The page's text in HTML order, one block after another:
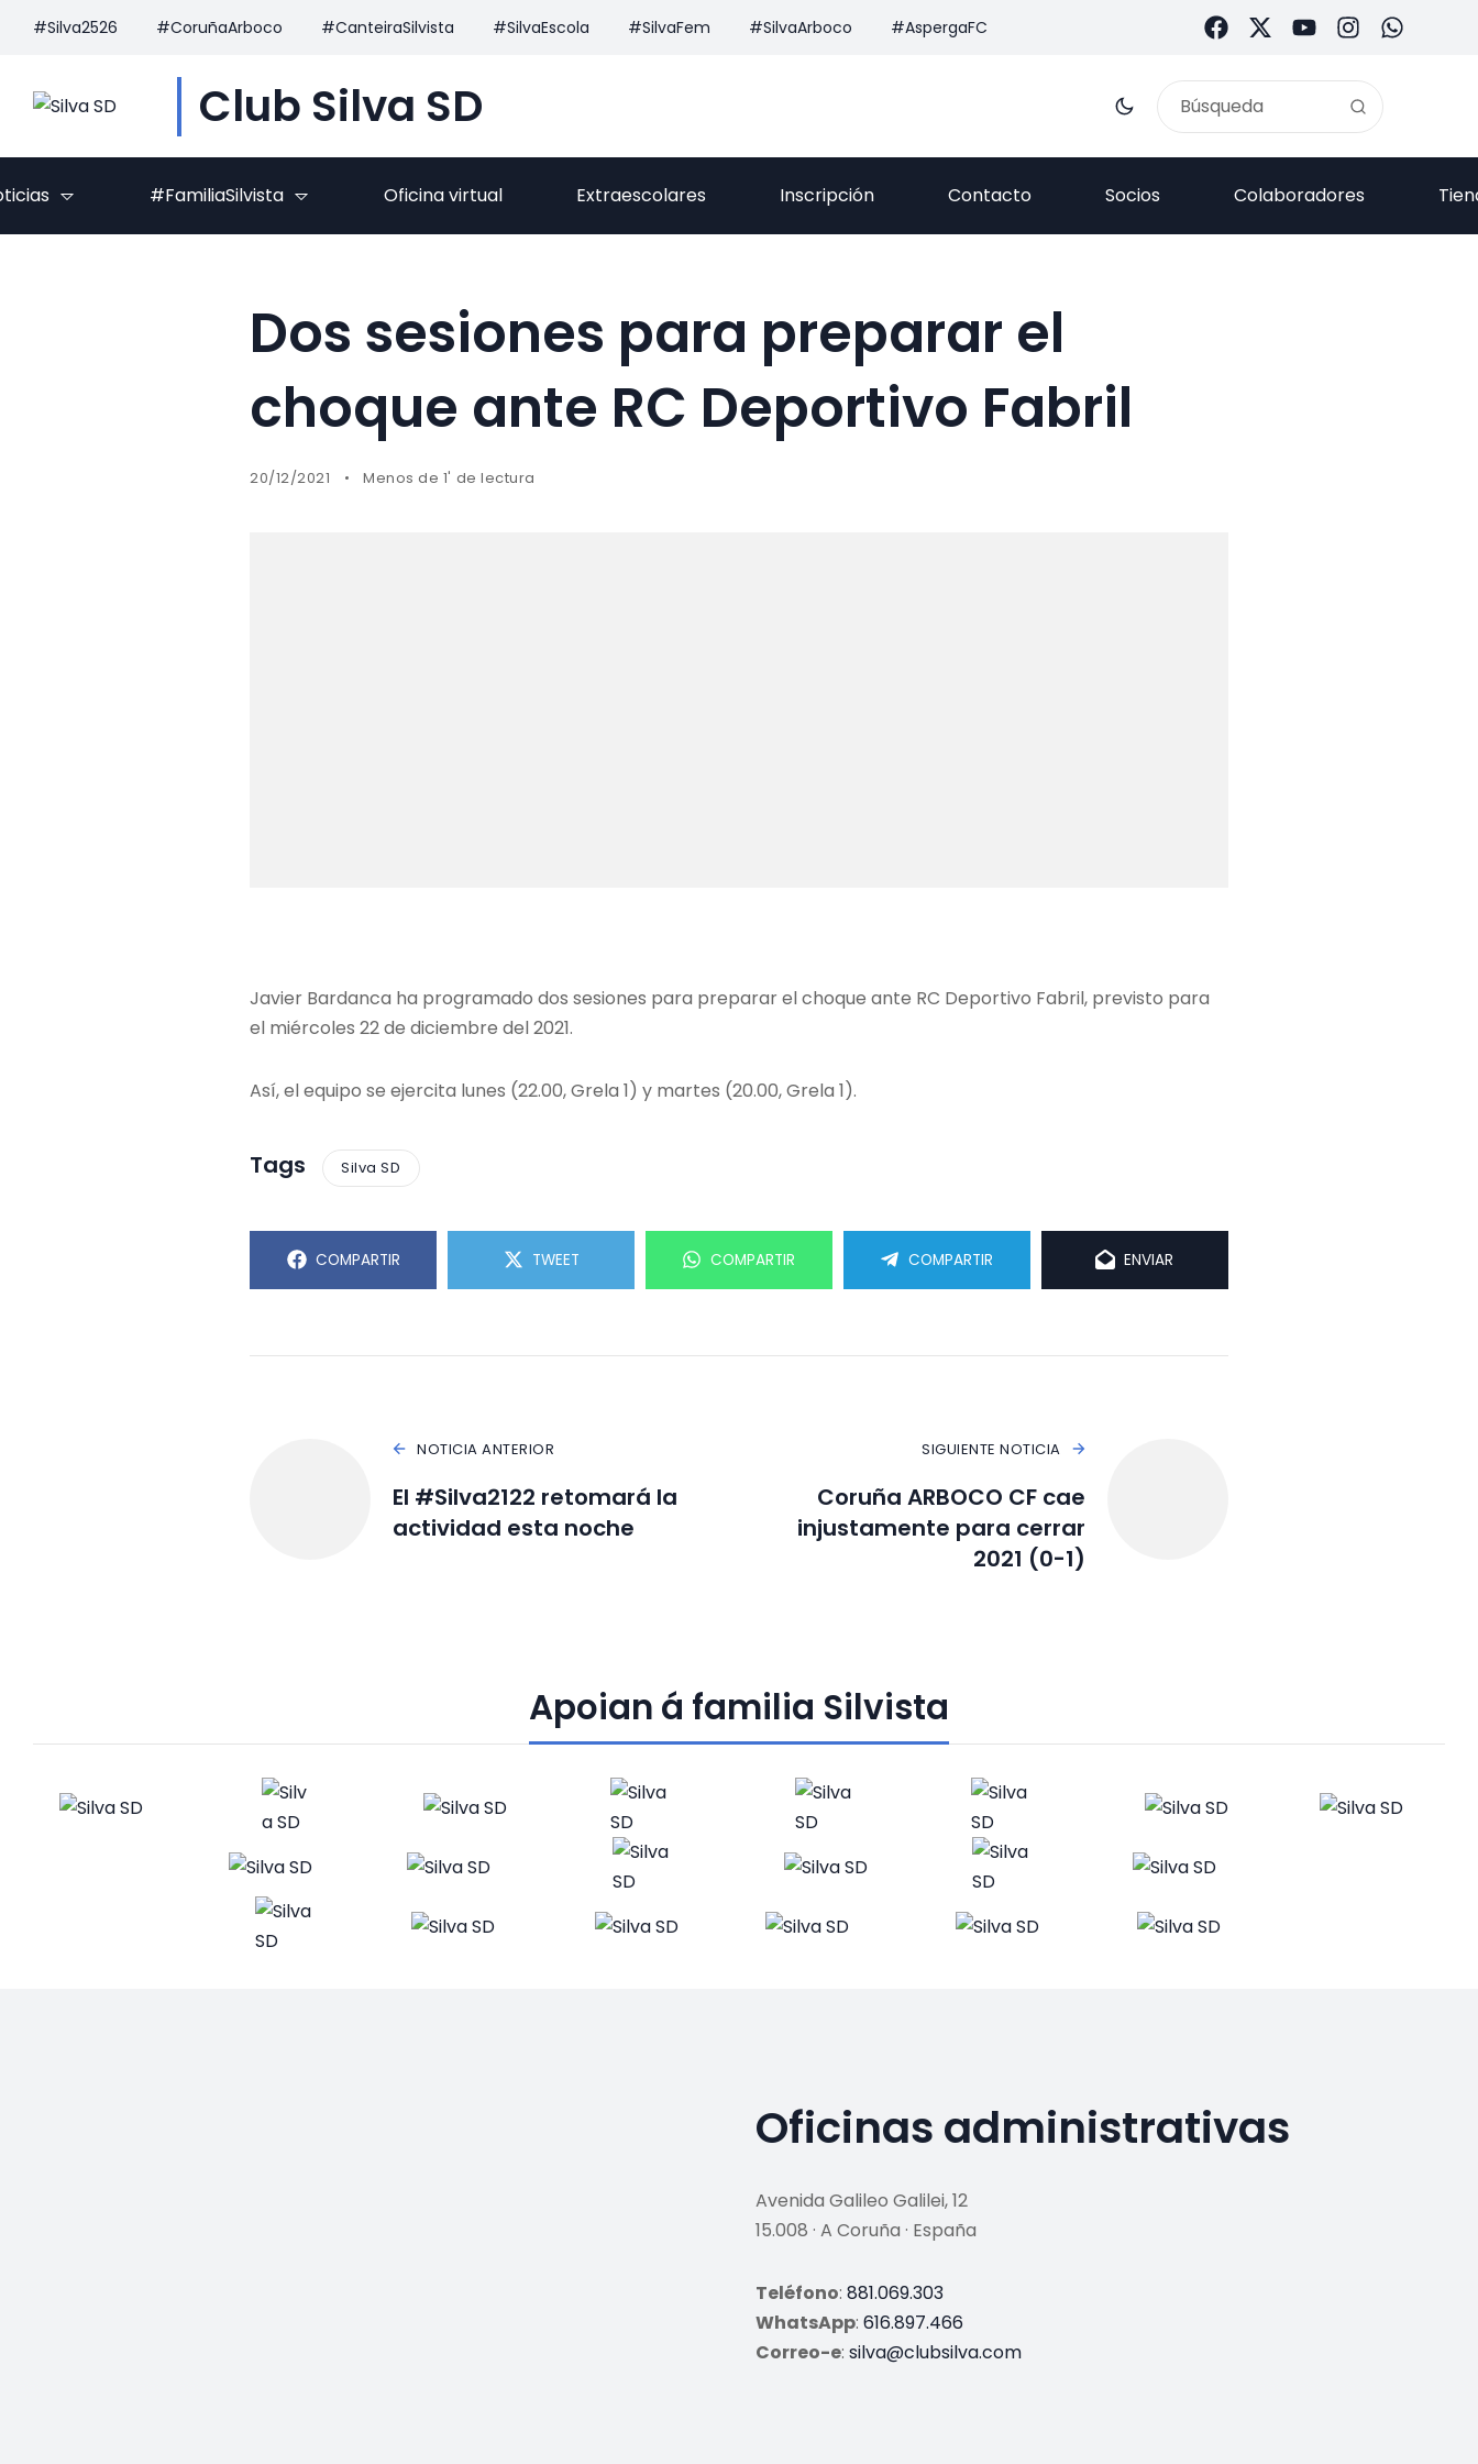
#Silva2526 #CoruñaArboco #CanteiraSilvista #SilvaEscola #SilvaFem #SilvaArboco #AspergaFC
Club Silva SD
#FamiliaSilvista Oficina virtual Extraescolares Inscripción Contacto Socios Colaboradores
Dos sesiones para preparar el
choque ante RC Deportivo Fabril
20/12/2021 Menos de 1' de lectura
Javier Bardanca ha programado dos sesiones para preparar el choque ante RC Deportivo Fabril, previsto para
el miércoles 22 de diciembre del 2021.
Así, el equipo se ejercita lunes (22.00, Grela 1) y martes (20.00, Grela 1).
Tags Silva SD
COMPARTIR TWEET COMPARTIR COMPARTIR ENVIAR
NOTICIA ANTERIOR
El #Silva2122 retomará la
actividad esta noche
SIGUIENTE NOTICIA
Coruña ARBOCO CF cae
injustamente para cerrar
2021 (0-1)
Apoian á familia Silvista
Oficinas administrativas
Avenida Galileo Galilei, 12
15.008 · A Coruña · España
Teléfono: 881.069.303
WhatsApp: 616.897.466
Correo-e: silva@clubsilva.com